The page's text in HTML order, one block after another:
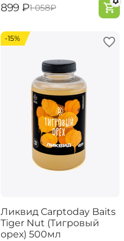
‍899‍ ₽‍1 058‍₽
-15%
Ликвид Carptoday Baits
Tiger Nut (Тигровый
орех) 500мл